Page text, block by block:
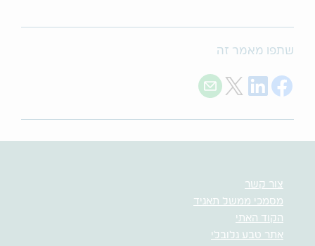
שתפו מאמר זה
Share on Facebook
Share on LinkedIn
Share on Twitter
Share with E-mail
צור קשר
מסמכי ממשל תאגיד
הקוד האתי
אתר טבע גלובלי